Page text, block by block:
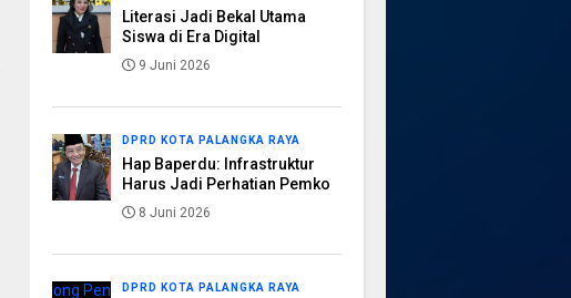
Literasi Jadi Bekal Utama
Siswa di Era Digital
9 Juni 2026
DPRD KOTA PALANGKA RAYA
Hap Baperdu: Infrastruktur
Harus Jadi Perhatian Pemko
8 Juni 2026
DPRD KOTA PALANGKA RAYA